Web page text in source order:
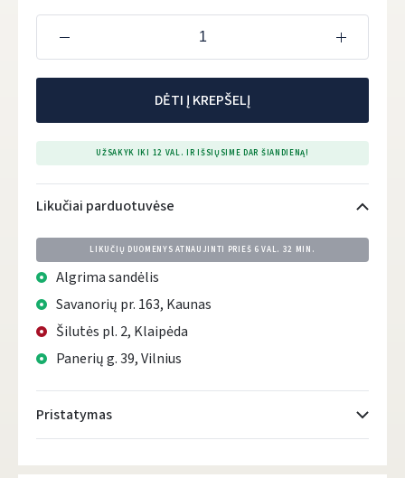
DĖTI Į KREPŠELĮ
UŽSAKYK IKI 12 VAL. IR IŠSIŲSIME DAR ŠIANDIENĄ!
Likučiai parduotuvėse
LIKUČIŲ DUOMENYS ATNAUJINTI PRIEŠ 6 VAL. 32 MIN.
Algrima sandėlis
Savanorių pr. 163, Kaunas
Šilutės pl. 2, Klaipėda
Panerių g. 39, Vilnius
Pristatymas
Atsiėmimo taškai- 0.00 €